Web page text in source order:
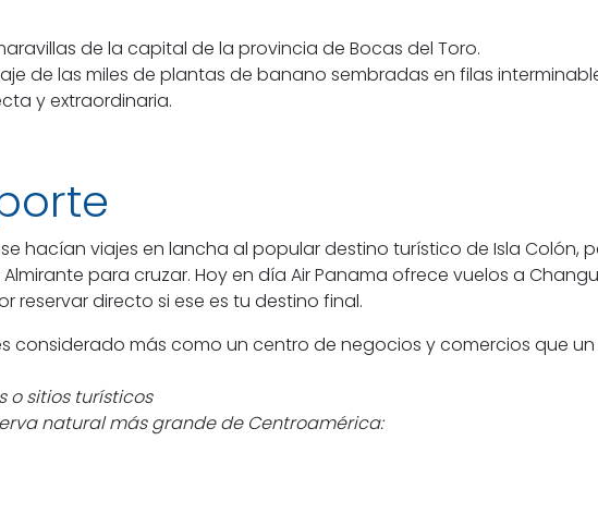
de la capital de la provincia de Bocas del Toro.
de las miles de plantas de banano sembradas en filas
y extraordinaria.
hacían viajes en lancha al popular destino turístico de Isla Colón,
para cruzar. Hoy en día Air Panama ofrece vuelos a
reservar directo si ese es tu destino final.
considerado más como un centro de negocios y comercios que un
o sitios turísticos
natural más grande de Centroamérica: